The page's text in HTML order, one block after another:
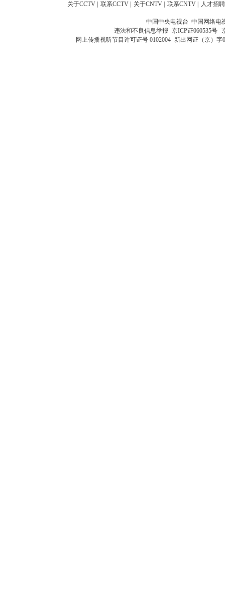
关于CCTV 联系CCTV 关于CNTV 联系CNTV 人才招聘
中国中央电视台 中国网络电
违法和不良信息举报 京ICP证060535号
网上传播视听节目许可证号 0102004 新出网证（京）